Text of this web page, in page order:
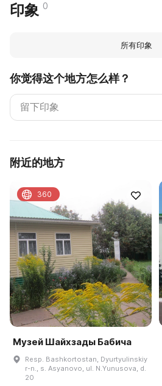
印象 0
所有印象
你觉得这个地方怎么样？
附近的地方
Музей Шайхзады Бабича
Resp. Bashkortostan, Dyurtyulinskiy
r-n., s. Asyanovo, ul. N.Yunusova, d.
20
360